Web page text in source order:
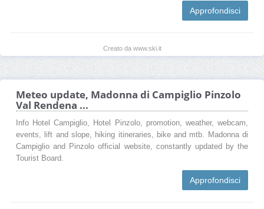
Approfondisci
Creato da www.ski.it
Meteo update, Madonna di Campiglio Pinzolo
Val Rendena ...
Info Hotel Campiglio, Hotel Pinzolo, promotion, weather, webcam,
events, lift and slope, hiking itineraries, bike and mtb. Madonna di
Campiglio and Pinzolo official website, constantly updated by the
Tourist Board.
Approfondisci